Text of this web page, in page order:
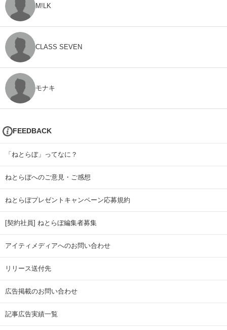
M!LK
CLASS SEVEN
モナキ
FEEDBACK
「ねとらぼ」ってなに？
ねとらぼへのご意見・ご感想
ねとらぼプレゼントキャンペーン応募規約
[契約社員] ねとらぼ編集者募集
アイティメディアへのお問い合わせ
リリース送付先
広告掲載のお問い合わせ
記事広告実績一覧